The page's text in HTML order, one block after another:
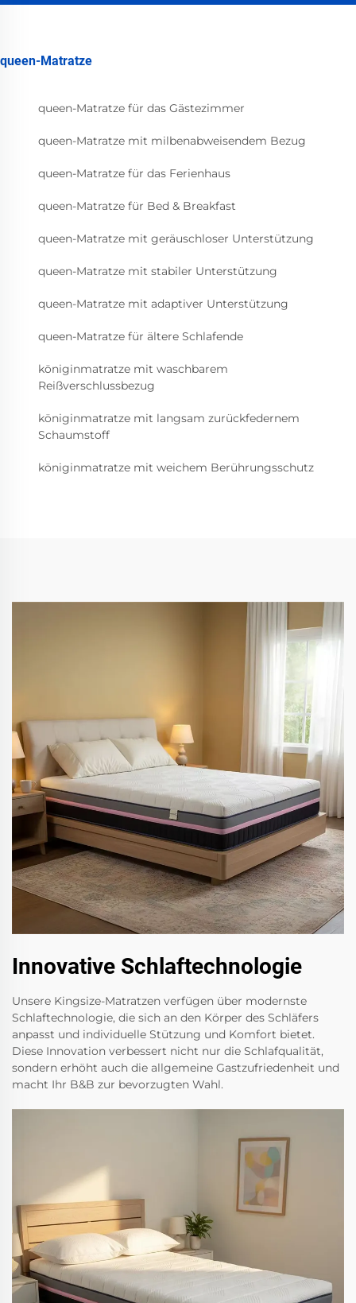
queen-Matratze
queen-Matratze für das Gästezimmer
queen-Matratze mit milbenabweisendem Bezug
queen-Matratze für das Ferienhaus
queen-Matratze für Bed & Breakfast
queen-Matratze mit geräuschloser Unterstützung
queen-Matratze mit stabiler Unterstützung
queen-Matratze mit adaptiver Unterstützung
queen-Matratze für ältere Schlafende
königinmatratze mit waschbarem
Reißverschlussbezug
königinmatratze mit langsam zurückfedernem
Schaumstoff
königinmatratze mit weichem Berührungsschutz
Innovative Schlaftechnologie
Unsere Kingsize-Matratzen verfügen über modernste
Schlaftechnologie, die sich an den Körper des Schläfers
anpasst und individuelle Stützung und Komfort bietet.
Diese Innovation verbessert nicht nur die Schlafqualität,
sondern erhöht auch die allgemeine Gastzufriedenheit und
macht Ihr B&B zur bevorzugten Wahl.